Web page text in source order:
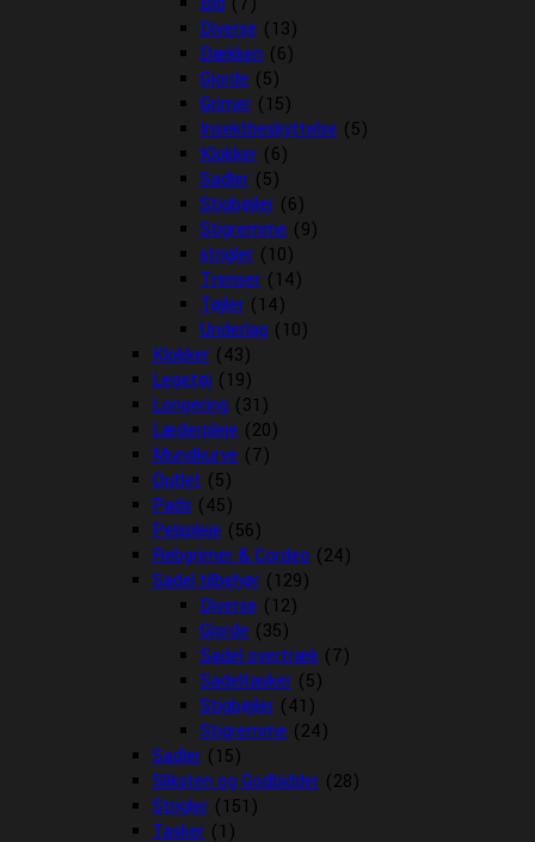
Diverse (13)
Dækken (6)
Gjorde (5)
Grimer (15)
Insektbeskyttelse (5)
Klokker (6)
Sadler (5)
Stigbøjler (6)
Stigremme (9)
strigler (10)
Trenser (14)
Tøjler (14)
Underlag (10)
Klokker (43)
Legetøj (19)
Longering (31)
Læderpleje (20)
Mundkurve (7)
Outlet (5)
Pads (45)
Pelspleje (56)
Rebgrimer & Cordeo (24)
Sadel tilbehør (129)
Diverse (12)
Gjorde (35)
Sadel overtræk (7)
Sadeltasker (5)
Stigbøjler (41)
Stigremme (24)
Sadler (15)
Sliksten og Godbidder (28)
Strigler (151)
Tasker (1)